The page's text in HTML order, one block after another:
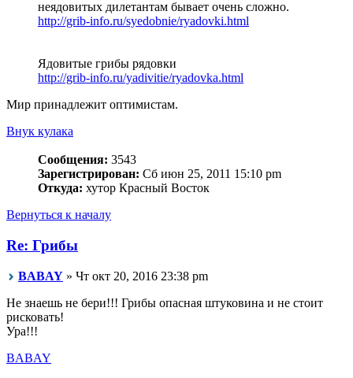
неядовитых дилетантам бывает очень сложно.
http://grib-info.ru/syedobnie/ryadovki.html
Ядовитые грибы рядовки
http://grib-info.ru/yadivitie/ryadovka.html
Мир принадлежит оптимистам.
Внук кулака
Сообщения: 3543
Зарегистрирован: Сб июн 25, 2011 15:10 pm
Откуда: хутор Красный Восток
Вернуться к началу
Re: Грибы
BABAY » Чт окт 20, 2016 23:38 pm
Не знаешь не бери!!! Грибы опасная штуковина и не стоит
рисковать!
Ура!!!
BABAY